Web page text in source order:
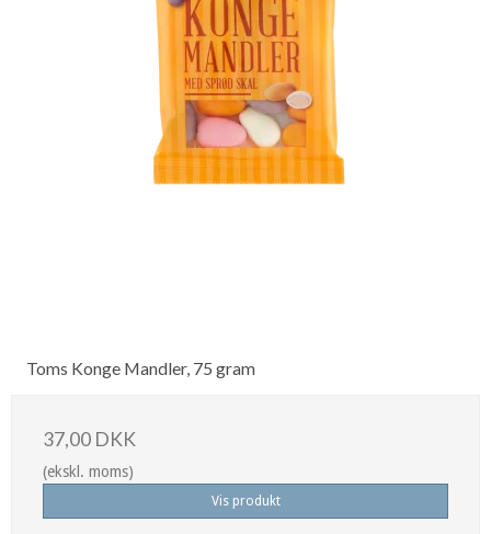
Toms Konge Mandler, 75 gram
37,00 DKK
(ekskl. moms)
Vis produkt